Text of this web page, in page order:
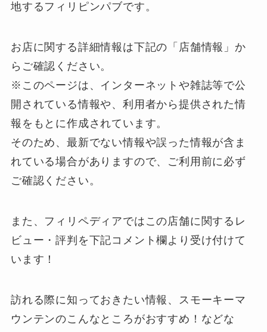
地するフィリピンパブです。
お店に関する詳細情報は下記の「店舗情報」か
らご確認ください。
※このページは、インターネットや雑誌等で公
開されている情報や、利用者から提供された情
報をもとに作成されています。
そのため、最新でない情報や誤った情報が含ま
れている場合がありますので、ご利用前に必ず
ご確認ください。
また、フィリペディアではこの店舗に関するレ
ビュー・評判を下記コメント欄 より受け付けて
います！
訪れる際に知っておきたい情報、スモーキーマ
ウンテンのこんなところがおすすめ！などな